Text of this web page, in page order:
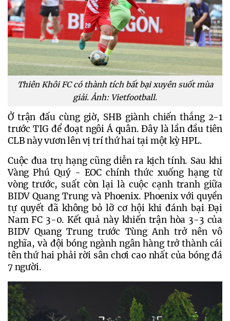
Thiên Khôi FC có thành tích bất bại xuyên suốt mùa
giải. Ảnh: Vietfootball.
Ở trận đấu cùng giờ, SHB giành chiến thắng 2-1
trước TIG để đoạt ngôi Á quân. Đây là lần đầu tiên
CLB này vươn lên vị trí thứ hai tại một kỳ HPL.
Cuộc đua trụ hạng cũng diễn ra kịch tính. Sau khi
Vàng Phú Quý - EOC chính thức xuống hạng từ
vòng trước, suất còn lại là cuộc cạnh tranh giữa
BIDV Quang Trung và Phoenix. Phoenix với quyền
tự quyết đã không bỏ lỡ cơ hội khi đánh bại Đại
Nam FC 3-0. Kết quả này khiến trận hòa 3-3 của
BIDV Quang Trung trước Tùng Anh trở nên vô
nghĩa, và đội bóng ngành ngân hàng trở thành cái
tên thứ hai phải rời sân chơi cao nhất của bóng đá
7 người.